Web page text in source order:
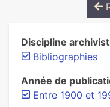
Discipline
Bibliographies
Année de
Entre 1900 et